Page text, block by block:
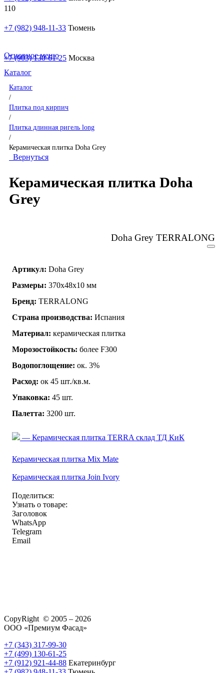
+7 (982) 948-11-33 Тюмень
+7 (903) 130-61-25 Москва
Основное меню
Каталог
Каталог
/
Плитка под кирпич
/
Плитка длинная ригель long
/
Керамическая плитка Doha Grey
Вернуться
Керамическая плитка Doha
Grey
Doha Grey TERRALONG
Артикул: Doha Grey
Размеры: 370х48х10 мм
Бренд: TERRALONG
Страна производства: Испания
Материал: керамическая плитка
Морозостойкость: более F300
Водопоглощение: ок. 3%
Расход: ок 45 шт./кв.м.
Упаковка: 45 шт.
Палетта: 3200 шт.
— Керамическая плитка TERRA склад ТД КиК
Керамическая плитка Mix Mate
Керамическая плитка Join Ivory
Поделиться:
Узнать о товаре:
Заголовок
WhatsApp
Telegram
Email
CopyRight © 2005 – 2026
ООО «Премиум Фасад»
+7 (343) 317-99-30
+7 (499) 130-61-25
+7 (912) 921-44-88 Екатеринбург